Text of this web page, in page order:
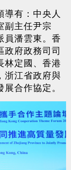
導有：中央人
副主任尹宗
員潘雲東。香
政府政務司司
林定國、香港
浙江省政府與
合作協定。